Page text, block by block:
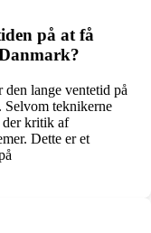
på at få
lange ventetid på
Selvom teknikerne
der kritik af
Dette er et